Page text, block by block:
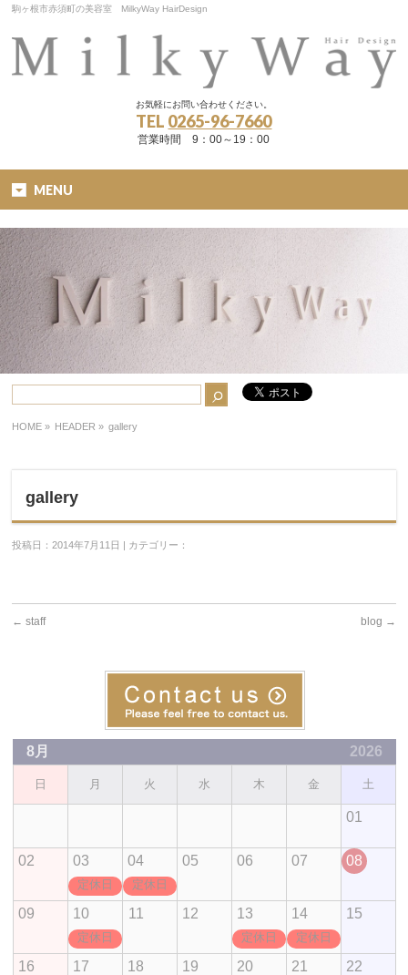
駒ヶ根市赤須町の美容室 MilkyWay HairDesign
お気軽にお問い合わせください。
TEL 0265-96-7660
営業時間 9：00～19：00
MENU
HOME » HEADER » gallery
gallery
投稿日：2014年7月11日 | カテゴリー：
← staff blog →
8月 2026
日 月 火 水 木 金 土
01
02 03
定休日
04
定休日
05 06 07 08
09 10
定休日
11 12 13
定休日
14
定休日
15
16 17 18 19 20 21 22